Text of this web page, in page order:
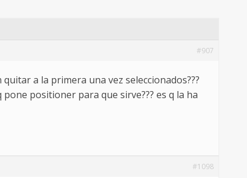
#907
a la primera una vez seleccionados???
positioner para que sirve??? es q la ha
#1098